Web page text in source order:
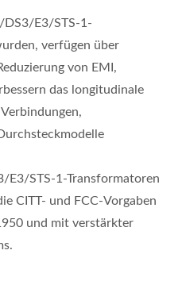
E3/STS-1-
verfügen über
von EMI,
das longitudinale
E3/STS-1-Transformatoren
CITT- und FCC-Vorgaben
und mit verstärkter